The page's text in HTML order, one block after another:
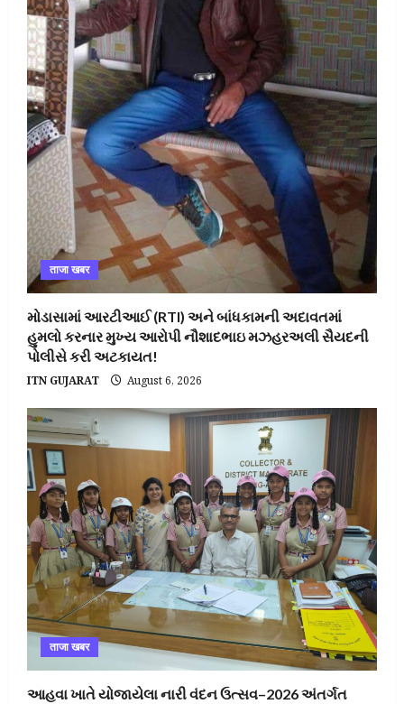
ताजा खबर
મોડાસામાં આરટીઆઈ (RTI) અને બાંધકામની અદાવતમાં
હુમલો કરનાર મુખ્ય આરોપી નૌશાદભાઇ મઝહરઅલી સૈયદની
પોલીસે કરી અટકાયત!
ITN GUJARAT August 6, 2026
ताजा खबर
આહવા ખાતે યોજાયેલા નારી વંદન ઉત્સવ–2026 અંતર્ગત